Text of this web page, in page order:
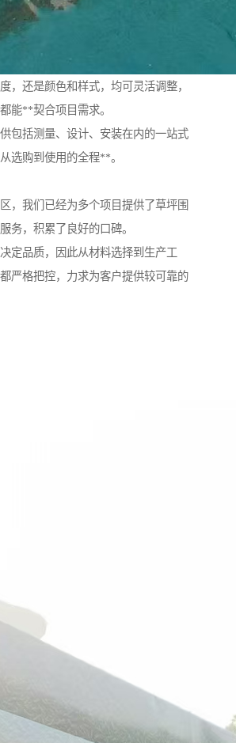
，还是颜色和样式，均可灵活调整，
能**契合项目需求。
包括测量、设计、安装在内的一站式
选购到使用的全程**。
，我们已经为多个项目提供了草坪围
务，积累了良好的口碑。
定品质，因此从材料选择到生产工
严格把控，力求为客户提供较可靠的